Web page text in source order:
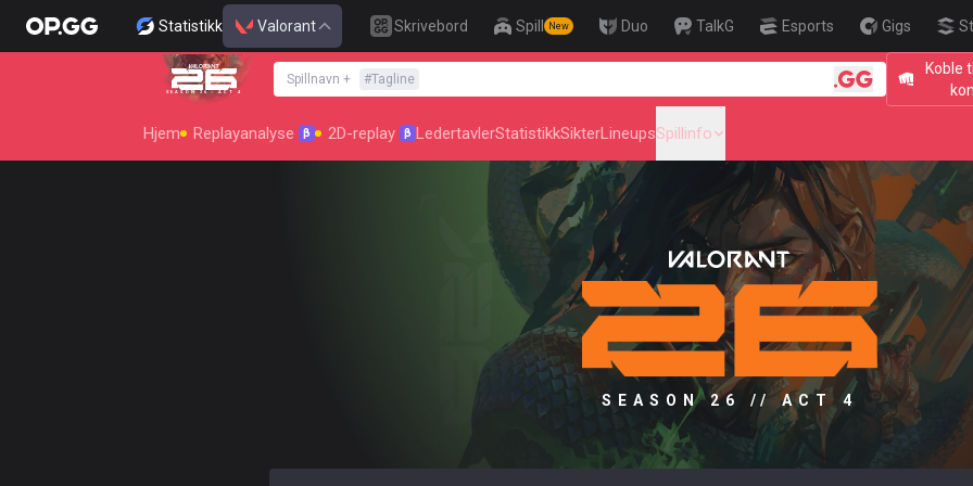
Statistikk Valorant Skrivebord Spill New Duo TalkG Esports Gigs
SEASON 26 : ACT 4
Spillnavn + #Tagline
Koble
🎯 Level
Hjem Replayanalyse β 2D-replay β LedertavlerStatistikkSikterLineupsSpillinfo
SEASON 26 // ACT 4